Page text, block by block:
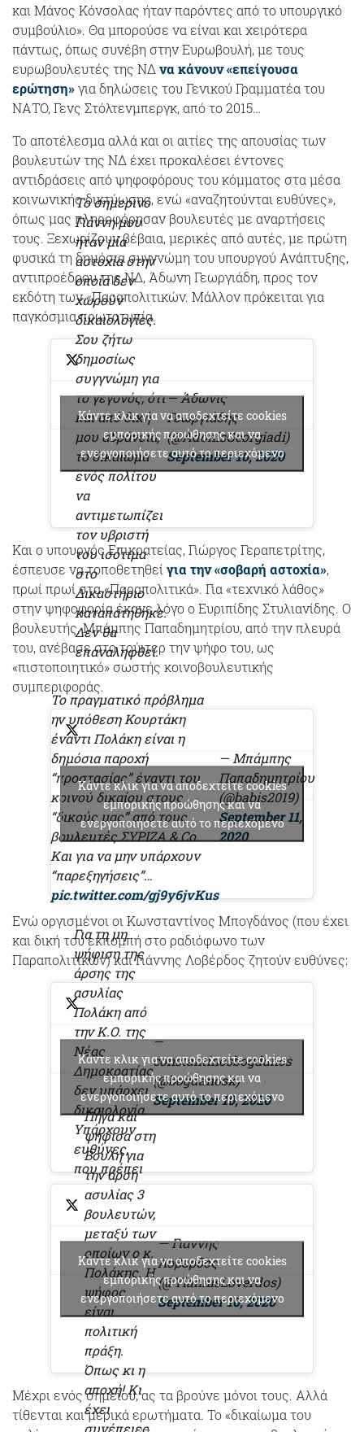
και Μάνος Κόνσολας ήταν παρόντες από το υπουργικό
συμβούλιο». Θα μπορούσε να είναι και χειρότερα
πάντως, όπως συνέβη στην Ευρωβουλή, με τους
ευρωβουλευτές της ΝΔ να κάνουν «επείγουσα
ερώτηση»για δηλώσεις του Γενικού Γραμματέα του
ΝΑΤΟ, Γενς Στόλτενμπεργκ, από το 2015…
Το αποτέλεσμα αλλά και οι αιτίες της απουσίας των
βουλευτών της ΝΔ έχει προκαλέσει έντονες
αντιδράσεις από ψηφοφόρους του κόμματος στα μέσα
κοινωνικής δικτύωσης, ενώ «αναζητούνται ευθύνες»,
όπως μας πληροφόρησαν βουλευτές με αναρτήσεις
τους. Ξεχωρίζουν βέβαια, μερικές από αυτές, με πρώτη
φυσικά τη δημόσια συγγνώμη του υπουργού Ανάπτυξης,
αντιπροέδρου της ΝΔ, Άδωνη Γεωργιάδη, προς τον
εκδότη των «Παραπολιτικών. Μάλλον πρόκειται για
παγκόσμια πρωτοτυπία.
Το σημερινό
Γιάννη μου
ήταν μία
αστοχία στην
οποία δεν
χωρούν
δικαιολογίες.
Σου ζήτω
δημοσίως
συγγνώμη για
το γεγονός, ότι
και από δική
μου αδράνεια,
το δικαίωμα
ενός πολίτου
να
αντιμετωπίζει
τον υβριστή
του ισότιμα
στο
Δικαστήριο
καταπατήθηκε.
Δεν θα
επαναληφθεί.
— Άδωνις
Γεωργιάδης
(@AdonisGeorgiadi)
September 10, 2020
Κάντε κλικ για να αποδεχτείτε cookies
εμπορικής προώθησης και να
ενεργοποιήσετε αυτό το περιεχόμενο
Και ο υπουργός Επικρατείας, Γιώργος Γεραπετρίτης,
έσπευσε να τοποθετηθείγια την «σοβαρή αστοχία»,
πρωί πρωί στα «Παραπολιτικά». Για «τεχνικό λάθος»
στην ψηφοφορία έκανε λόγο ο Ευριπίδης Στυλιανίδης. Ο
βουλευτής, Μπάμπης Παπαδημητρίου, από την πλευρά
του, ανέβασε στο τούιτερ την ψήφο του, ως
«πιστοποιητικό» σωστής κοινοβουλευτικής
συμπεριφοράς.
Το πραγματικό πρόβλημα
ην υπόθεση Κουρτάκη
έναντι Πολάκη είναι η
δημόσια παροχή
“προστασίας” έναντι του
κοινού δικαίου στους
“δικούς μας” από τους
βουλευτές ΣΥΡΙΖΑ & Co.
Και για να μην υπάρχουν
“παρεξηγήσεις”…
pic.twitter.com/gj9y6jvKus
— Μπάμπης
Παπαδημητρίου
(@babis2019)
September 11,
2020
Κάντε κλικ για να αποδεχτείτε cookies
εμπορικής προώθησης και να
ενεργοποιήσετε αυτό το περιεχόμενο
Eνώ οργισμένοι οι Κωνσταντίνος Μπογδάνος (που έχει
και δική του εκπομπή στο ραδιόφωνο των
Παραπολιτικών) και Γιάννης Λοβέρδος ζητούν ευθύνες:
Για τη μη
ψήφιση της
άρσης της
ασυλίας
Πολάκη από
την Κ.Ο. της
Νέας
Δημοκρατίας
δεν υπάρχει
δικαιολογία.
Υπάρχουν
ευθύνες,
που πρέπει
να
αποδοθούν.
—
constantinosbogdanos
(@bogdanosk)
September 10, 2020
Κάντε κλικ για να αποδεχτείτε cookies
εμπορικής προώθησης και να
ενεργοποιήσετε αυτό το περιεχόμενο
Πήγα και
ψήφισα στη
Βουλή για
την άρση
ασυλίας 3
βουλευτών,
μεταξύ των
οποίων ο κ.
Πολάκης. Η
ψήφος
είναι
πολιτική
πράξη.
Όπως κι η
αποχή! Κι
έχει
συνέπειες
— Γιαννης
Λοβερδος
(@YiannisLoverdos)
September 10, 2020
Κάντε κλικ για να αποδεχτείτε cookies
εμπορικής προώθησης και να
ενεργοποιήσετε αυτό το περιεχόμενο
Μέχρι ενός σημείου, ας τα βρούνε μόνοι τους. Αλλά
τίθενται και μερικά ερωτήματα. Το «δικαίωμα του